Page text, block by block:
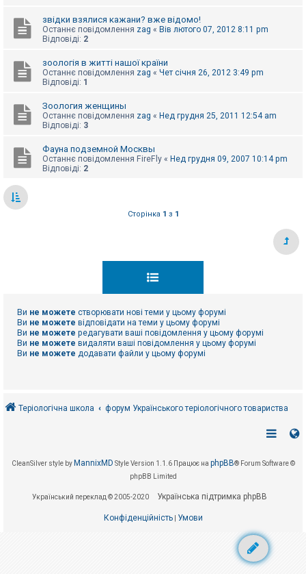
о
А
т
т
и
звідки взялися кажани? вже відомо!
Останнє повідомлення zag « Вів лютого 07, 2012 8:11 pm
Відповіді: 2
зоологія в житті нашої країни
Останнє повідомлення zag « Чет січня 26, 2012 3:49 pm
Відповіді: 1
Зоология женщины
Останнє повідомлення zag « Нед грудня 25, 2011 12:54 am
Відповіді: 3
Фауна подземной Москвы
Останнє повідомлення FireFly « Нед грудня 09, 2007 10:14 pm
Відповіді: 2
Сторінка 1 з 1
Ви не можете створювати нові теми у цьому форумі
Ви не можете відповідати на теми у цьому форумі
Ви не можете редагувати ваші повідомлення у цьому форумі
Ви не можете видаляти ваші повідомлення у цьому форумі
Ви не можете додавати файли у цьому форумі
Теріологічна школа форум Українського теріологічного товариства
CleanSilver style by MannixMD Style Version 1.1.6 Працює на phpBB® Forum Software ©
phpBB Limited
Український переклад © 2005-2020 Українська підтримка phpBB
Конфіденційність| Умови